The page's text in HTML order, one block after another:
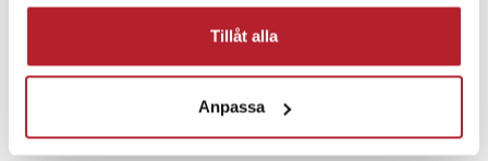
Tillåt alla
Anpassa
PRISGARANTI